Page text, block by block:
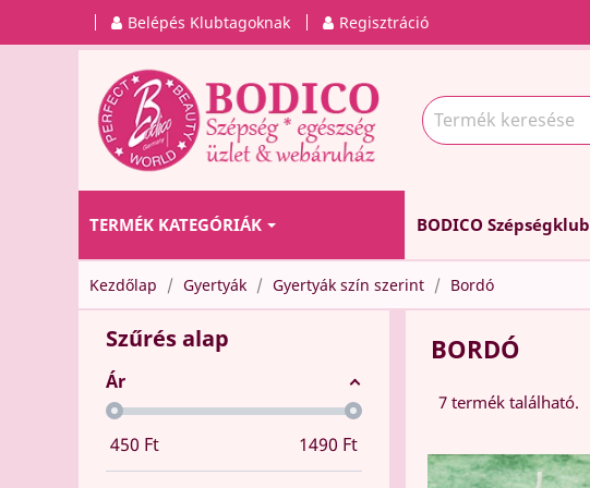
Belépés Klubtagoknak Regisztráció
TERMÉK KATEGÓRIÁK BODICO Szépségklub
Kezdőlap Gyertyák Gyertyák szín szerint Bordó
BORDÓ
7 termék található.
Szűrés alap
Ár
450 Ft 1490 Ft